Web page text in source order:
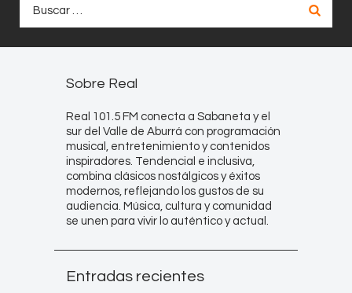
Sobre Real
Real 101.5 FM conecta a Sabaneta y el
sur del Valle de Aburrá con programación
musical, entretenimiento y contenidos
inspiradores. Tendencial e inclusiva,
combina clásicos nostálgicos y éxitos
modernos, reflejando los gustos de su
audiencia. Música, cultura y comunidad
se unen para vivir lo auténtico y actual.
Entradas recientes